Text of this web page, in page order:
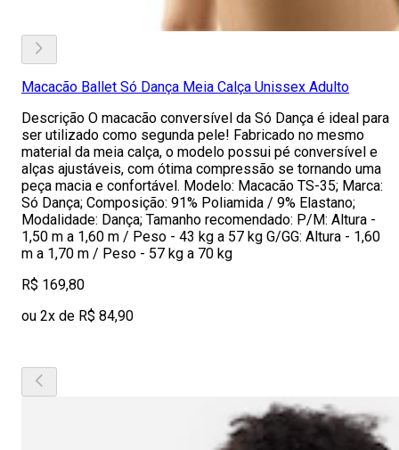
Macacão Ballet Só Dança Meia Calça Unissex Adulto
Descrição O macacão conversível da Só Dança é ideal para
ser utilizado como segunda pele! Fabricado no mesmo
material da meia calça, o modelo possui pé conversível e
alças ajustáveis, com ótima compressão se tornando uma
peça macia e confortável. Modelo: Macacão TS-35; Marca:
Só Dança; Composição: 91% Poliamida / 9% Elastano;
Modalidade: Dança; Tamanho recomendado: P/M: Altura -
1,50 m a 1,60 m / Peso - 43 kg a 57 kg G/GG: Altura - 1,60
m a 1,70 m / Peso - 57 kg a 70 kg
R$ 169,80
ou 2x de R$ 84,90